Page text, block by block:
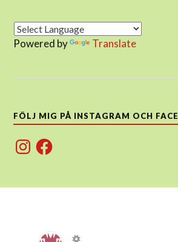
Powered by Translate
FÖLJ MIG PÅ INSTAGRAM OCH
InstagramFacebook